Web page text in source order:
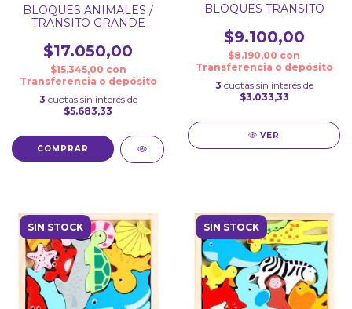
BLOQUES ANIMALES /
TRANSITO GRANDE
$17.050,00
$15.345,00 con
Transferencia o depósito
3 cuotas sin interés de
$5.683,33
COMPRAR
BLOQUES TRANSITO
$9.100,00
$8.190,00 con
Transferencia o depósito
3 cuotas sin interés de
$3.033,33
VER
SIN STOCK SIN STOCK